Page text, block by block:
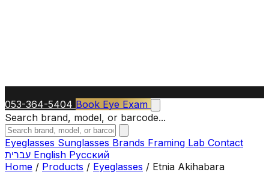
053-364-5404 Book Eye Exam
Search brand, model, or barcode...
Eyeglasses Sunglasses Brands Framing Lab Contact
English Русский
Home / Products / Eyeglasses / Etnia Akihabara